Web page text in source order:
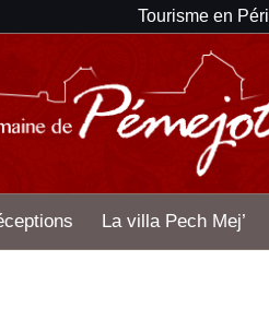
Tourisme en
La villa Pech Mej’